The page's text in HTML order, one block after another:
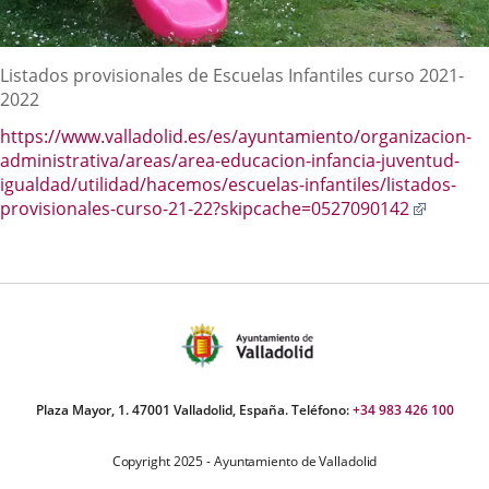
Descripción
Listados provisionales de Escuelas Infantiles curso 2021-
2022
https://www.valladolid.es/es/ayuntamiento/organizacion-
administrativa/areas/area-educacion-infancia-juventud-
igualdad/utilidad/hacemos/escuelas-infantiles/listados-
provisionales-curso-21-22?skipcache=0527090142
Plaza Mayor, 1. 47001 Valladolid, España. Teléfono:+34 983 426 100
Copyright 2025 - Ayuntamiento de Valladolid